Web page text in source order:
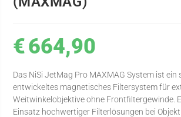
€664,90
Das NiSi JetMag Pro MAXMAG System ist ein
entwickeltes magnetisches Filtersystem für
Weitwinkelobjektive ohne Frontfiltergewinde.
Einsatz hochwertiger Filterlösungen bei